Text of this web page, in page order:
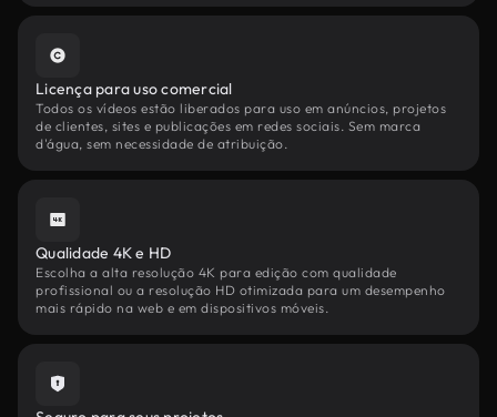
Licença para uso comercial
Todos os vídeos estão liberados para uso em anúncios, projetos
de clientes, sites e publicações em redes sociais. Sem marca
d'água, sem necessidade de atribuição.
Qualidade 4K e HD
Escolha a alta resolução 4K para edição com qualidade
profissional ou a resolução HD otimizada para um desempenho
mais rápido na web e em dispositivos móveis.